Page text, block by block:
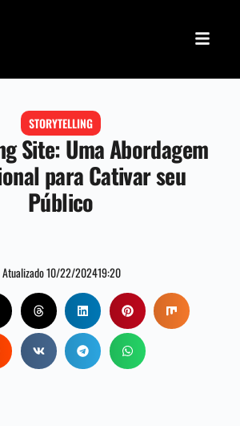
STORYTELLING
Site: Uma Abordagem
para Cativar seu
Público
Atualizado 10/22/202419:20